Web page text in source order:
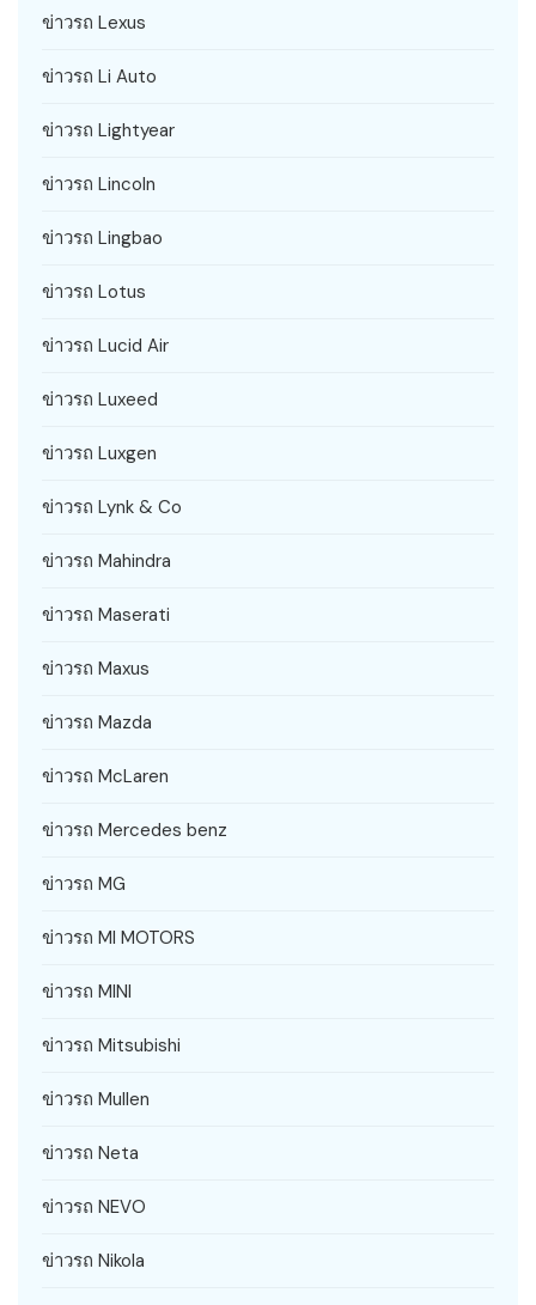
ข่าวรถ Lexus
ข่าวรถ Li Auto
ข่าวรถ Lightyear
ข่าวรถ Lincoln
ข่าวรถ Lingbao
ข่าวรถ Lotus
ข่าวรถ Lucid Air
ข่าวรถ Luxeed
ข่าวรถ Luxgen
ข่าวรถ Lynk & Co
ข่าวรถ Mahindra
ข่าวรถ Maserati
ข่าวรถ Maxus
ข่าวรถ Mazda
ข่าวรถ McLaren
ข่าวรถ Mercedes benz
ข่าวรถ MG
ข่าวรถ MI MOTORS
ข่าวรถ MINI
ข่าวรถ Mitsubishi
ข่าวรถ Mullen
ข่าวรถ Neta
ข่าวรถ NEVO
ข่าวรถ Nikola